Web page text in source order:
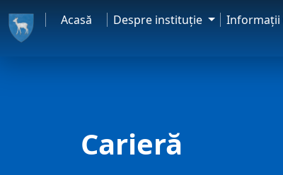
Acasă Despre instituţie Informaţii
Carieră